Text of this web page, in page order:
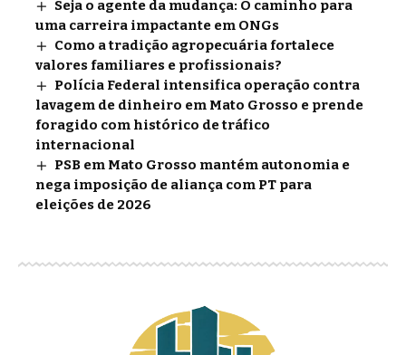
Seja o agente da mudança: O caminho para
uma carreira impactante em ONGs
Como a tradição agropecuária fortalece
valores familiares e profissionais?
Polícia Federal intensifica operação contra
lavagem de dinheiro em Mato Grosso e prende
foragido com histórico de tráfico
internacional
PSB em Mato Grosso mantém autonomia e
nega imposição de aliança com PT para
eleições de 2026